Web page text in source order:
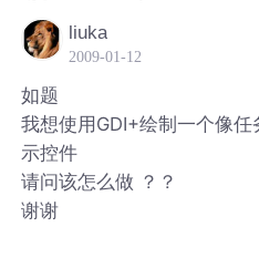
liuka
2009-01-12
如题
我想使用GDI+绘制一个像
示控件
请问该怎么做 ？？
谢谢